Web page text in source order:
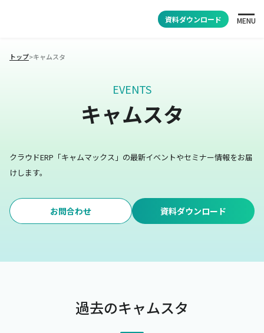
資料ダウンロード MENU
トップ>キャムスタ
EVENTS
キャムスタ
クラウドERP「キャムマックス」の最新イベントやセミナー情報をお届
けします。
お問合わせ 資料ダウンロード
過去のキャムスタ